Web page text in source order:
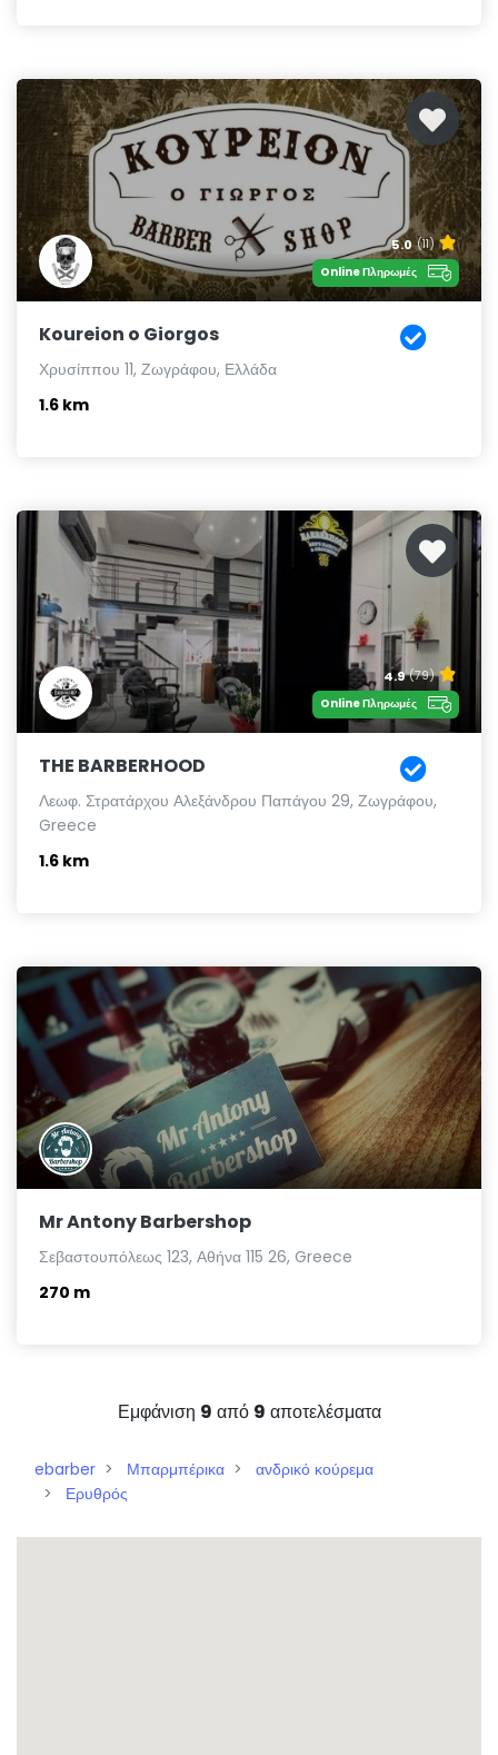
5.0 (11)
Online Πληρωμές
Koureion o Giorgos
Χρυσίππου 11, Ζωγράφου, Ελλάδα
1.6 km
4.9 (79)
Online Πληρωμές
THE BARBERHOOD
Λεωφ. Στρατάρχου Αλεξάνδρου Παπάγου 29, Ζωγράφου,
Greece
1.6 km
Mr Antony Barbershop
Σεβαστουπόλεως 123, Αθήνα 115 26, Greece
270 m
Εμφάνιση 9 από 9 αποτελέσματα
ebarber Μπαρμπέρικα
ανδρικό κούρεμα
Ερυθρός